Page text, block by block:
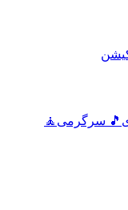
🎵 سرگرمی 🧘